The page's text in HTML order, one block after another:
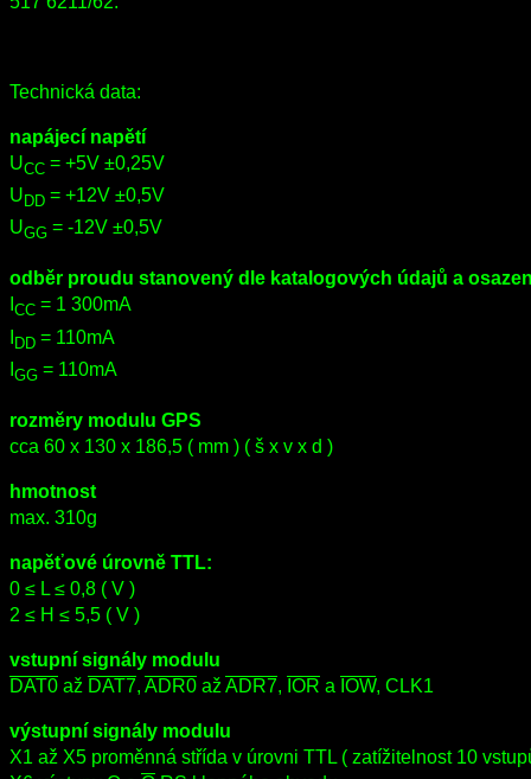
Technická data:
napájecí napětí
UCC = +5V ±0,25V
U DD = +12V ±0,5V
UGG = -12V ±0,5V
odběr proudu stanovený dle katalogových údajů a
CC = 1 300mA
DD = 110mA
GG = 110mA
rozměry modulu GPS
cca 60 x 130 x 186,5 ( mm ) ( š x v x d )
hmotnost
max. 310g
napěťové úrovně TTL:
0 ≤ L ≤ 0,8 ( V )
2 ≤ H ≤ 5,5 ( V )
vstupní signály modulu
DAT0 až DAT7, ADR0 až ADR7, IOR a IOW, CLK1
výstupní signály modulu
X1 až X5 proměnná střída v úrovni TTL ( zatížitelnost 10